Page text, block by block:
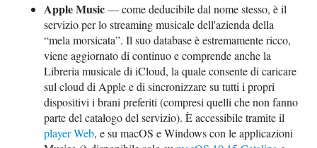
Apple Music— come deducibile dal nome stesso, è il
servizio per lo streaming musicale dell'azienda della
“mela morsicata”. Il suo database è estremamente ricco,
viene aggiornato di continuo e comprende anche la
Libreria musicale di iCloud, la quale consente di caricare
sul cloud di Apple e di sincronizzare su tutti i propri
dispositivi i brani preferiti (compresi quelli che non fanno
parte del catalogo del servizio). È accessibile tramite il
player Web, e su macOS e Windows con le applicazioni